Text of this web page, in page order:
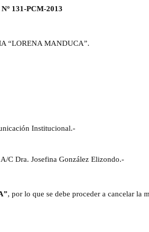
131-PCM-2013
“LORENA MANDUCA”.
Institucional.-
C Dra. Josefina González Elizondo.-
, por lo que se debe proceder a cancelar la